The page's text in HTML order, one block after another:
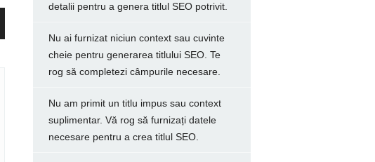
detalii pentru a genera titlul SEO potrivit.
Nu ai furnizat niciun context sau cuvinte
cheie pentru generarea titlului SEO. Te
rog să completezi câmpurile necesare.
Nu am primit un titlu impus sau context
suplimentar. Vă rog să furnizați datele
necesare pentru a crea titlul SEO.